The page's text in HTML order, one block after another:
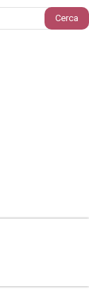
Cerca